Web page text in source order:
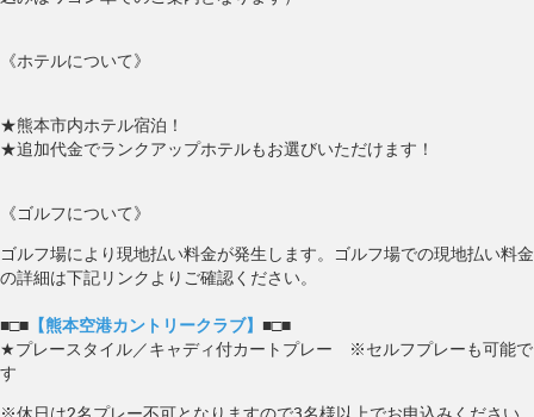
《ホテルについて》
★熊本市内ホテル宿泊！
★追加代金でランクアップホテルもお選びいただけます！
《ゴルフについて》
ゴルフ場により現地払い料金が発生します。ゴルフ場での現地払い料金
の詳細は下記リンクよりご確認ください。
■□■ 【熊本空港カントリークラブ】 ■□■
★プレースタイル／キャディ付カートプレー ※セルフプレーも可能で
す